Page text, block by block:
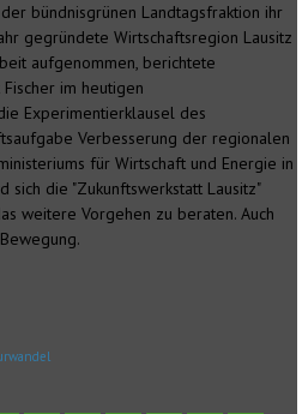
bündnisgrünen Landtagsfraktion ihr
gegründete Wirtschaftsregion Lausitz
aufgenommen, berichtete
im heutigen
Experimentierklausel des
Verbesserung der regionalen
für Wirtschaft und Energie in
sich die "Zukunftswerkstatt Lausitz"
weitere Vorgehen zu beraten. Auch